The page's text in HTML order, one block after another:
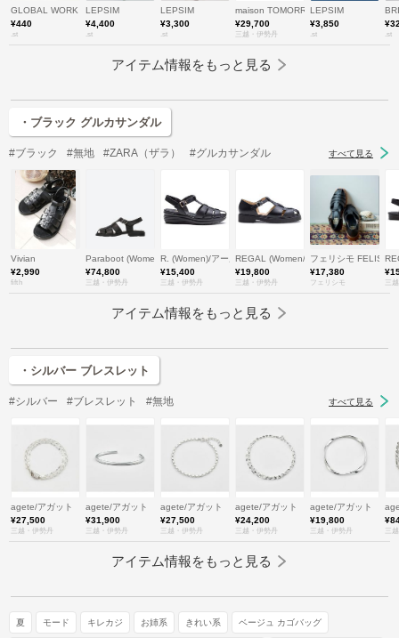
GLOBAL WORK
¥440
.st
LEPSIM
¥4,400
.st
LEPSIM
¥3,300
.st
maison TOMORROWLAND/メゾン トゥ
¥29,700
三越・伊勢丹
LEPSIM
¥3,850
.st .st
アイテム情報をもっと見る
・ブラック グルカサンダル
#ブラック #無地 #ZARA（ザラ） #グルカサンダル すべて見る
Vivian
¥2,990
fifth
Paraboot (Women)/パラブーツ
¥74,800
三越・伊勢丹
R. (Women)/アールドット
¥15,400
三越・伊勢丹
REGAL (Women/Men)/リーガル
¥19,800
三越・伊勢丹
フェリシモ
¥17,380
フェリシモ 三
アイテム情報をもっと見る
・シルバー ブレスレット
#シルバー #ブレスレット #無地 すべて見る
agete/アガット
¥27,500
三越・伊勢丹
agete/アガット
¥31,900
三越・伊勢丹
agete/アガット
¥27,500
三越・伊勢丹
agete/アガット
¥24,200
三越・伊勢丹
agete/アガット
¥19,800
三越・伊勢丹 三
アイテム情報をもっと見る
夏 モード キレカジ お姉系 きれい系 ベージュ カゴバッグ